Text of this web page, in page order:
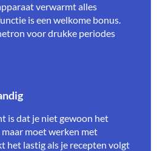
verwarmt alles
is een welkome bonus.
voor drukke periodes
is dat je niet gewoon het
moet werken met
het lastig als je recepten volgt